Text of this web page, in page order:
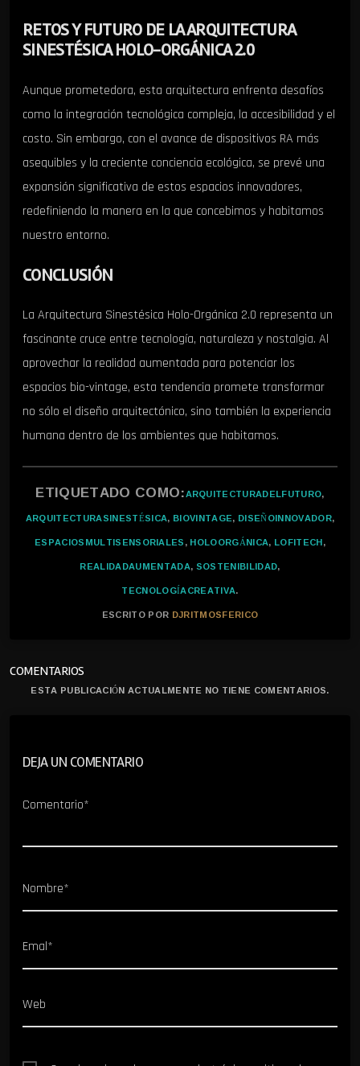
RETOS Y FUTURO DE LA ARQUITECTURA
SINESTÉSICA HOLO-ORGÁNICA 2.0
Aunque prometedora, esta arquitectura enfrenta desafíos
como la integración tecnológica compleja, la accesibilidad y el
costo. Sin embargo, con el avance de dispositivos RA más
asequibles y la creciente conciencia ecológica, se prevé una
expansión significativa de estos espacios innovadores,
redefiniendo la manera en la que concebimos y habitamos
nuestro entorno.
CONCLUSIÓN
La Arquitectura Sinestésica Holo-Orgánica 2.0 representa un
fascinante cruce entre tecnología, naturaleza y nostalgia. Al
aprovechar la realidad aumentada para potenciar los
espacios bio-vintage, esta tendencia promete transformar
no sólo el diseño arquitectónico, sino también la experiencia
humana dentro de los ambientes que habitamos.
ETIQUETADO COMO:ARQUITECTURADELFUTURO,
ARQUITECTURASINESTÉSICA, BIOVINTAGE, DISEÑOINNOVADOR,
ESPACIOSMULTISENSORIALES,HOLOORGÁNICA, LOFITECH,
REALIDADAUMENTADA,SOSTENIBILIDAD,
TECNOLOGÍACREATIVA.
ESCRITO POR DJRITMOSFERICO
COMENTARIOS
ESTA PUBLICACIÓN ACTUALMENTE NO TIENE COMENTARIOS.
DEJA UN COMENTARIO
Comentario*
Nombre*
Emal*
Web